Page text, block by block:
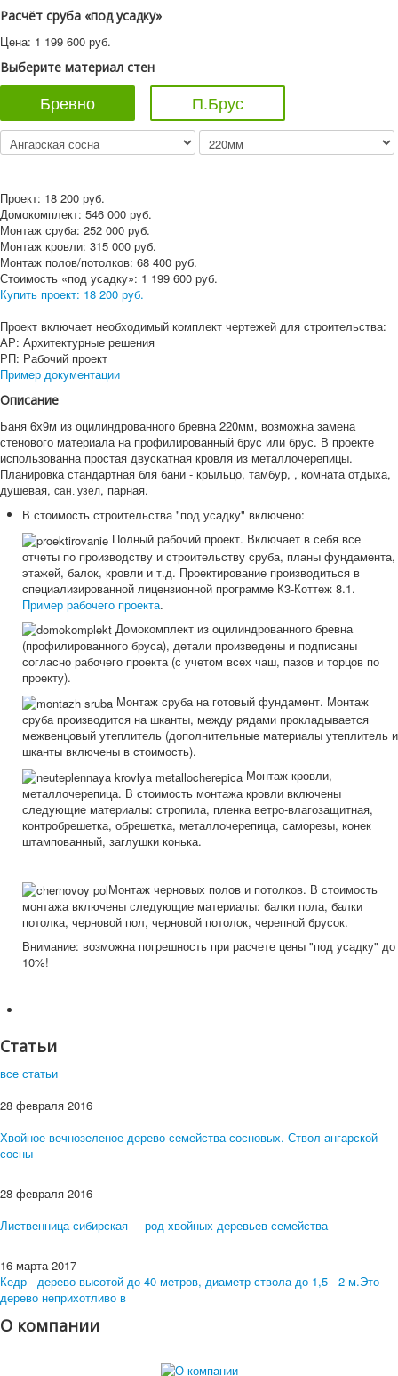
Расчёт сруба «под усадку»
Цена: 1 199 600 руб.
Выберите материал стен
Бревно П.Брус
Проект: 18 200 руб.
Домокомплект: 546 000 руб.
Монтаж сруба: 252 000 руб.
Монтаж кровли: 315 000 руб.
Монтаж полов/потолков: 68 400 руб.
Стоимость «под усадку»: 1 199 600 руб.
Купить проект: 18 200 руб.
Проект включает необходимый комплект чертежей для строительства:
АР: Архитектурные решения
РП: Рабочий проект
Пример документации
Описание
Баня 6х9м из оцилиндрованного бревна 220мм, возможна замена
стенового материала на профилированный брус или брус. В проекте
использованна простая двускатная кровля из металлочерепицы.
Планировка стандартная бля бани - крыльцо, тамбур, , комната отдыха,
душевая, сан. узел, парная.
В стоимость строительства "под усадку" включено:
Полный рабочий проект. Включает в себя все
отчеты по производству и строительству сруба, планы фундамента,
этажей, балок, кровли и т.д. Проектирование производиться в
специализированной лицензионной программе К3-Коттеж 8.1.
Пример рабочего проекта.
Домокомплект из оцилиндрованного бревна
(профилированного бруса), детали произведены и подписаны
согласно рабочего проекта (с учетом всех чаш, пазов и торцов по
проекту).
Монтаж сруба на готовый фундамент. Монтаж
сруба производится на шканты, между рядами прокладывается
межвенцовый утеплитель (дополнительные материалы утеплитель и
шканты включены в стоимость).
Монтаж кровли,
металлочерепица. В стоимость монтажа кровли включены
следующие материалы: стропила, пленка ветро-влагозащитная,
контробрешетка, обрешетка, металлочерепица, саморезы, конек
штампованный, заглушки конька.
Монтаж черновых полов и потолков. В стоимость
монтажа включены следующие материалы: балки пола, балки
потолка, черновой пол, черновой потолок, черепной брусок.
Внимание: возможна погрешность при расчете цены "под усадку" до
10%!
Статьи
все статьи
28 февраля 2016
Хвойное вечнозеленое дерево семейства сосновых. Ствол ангарской
сосны
28 февраля 2016
Лиственница сибирская – род хвойных деревьев семейства
16 марта 2017
Кедр - дерево высотой до 40 метров, диаметр ствола до 1,5 - 2 м.Это
дерево неприхотливо в
О компании